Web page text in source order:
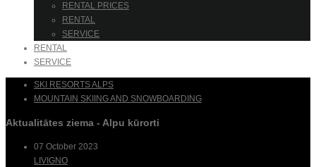
RENTAL PRICES
RENTAL
SERVICE
RENTAL
SERVICE
SKI RESORTS ALPS
MOUNTAIN SKIING AND SNOWBOARDING
Aktualitātes ziema - Alpu kūrorti
07 October 2023
LIVIGNO